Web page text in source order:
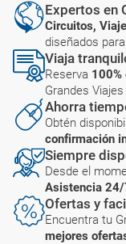
Expertos en
Circuitos,
diseñados
Viaja
Reserva 100%
Grandes
Ahorra
Obtén
confirmación
Siempre
Desde el
Asistencia
Ofertas y
Encuentra tu
mejores